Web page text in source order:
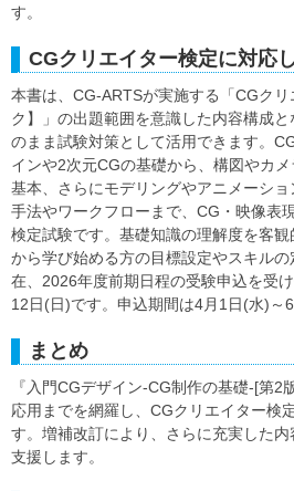
す。
CGクリエイター検定に対応
本書は、CG-ARTSが実施する「CGク
ク】」の出題範囲を意識した内容構成
のまま試験対策として活用できます。
インや2次元CGの基礎から、構図やカ
基本、さらにモデリングやアニメーシ
手法やワークフローまで、CG・映像表
検定試験です。基礎知識の理解度を客
から学び始める方の目標設定やスキル
在、2026年度前期日程の受験申込を受
12日(日)です。申込期間は4月1日(水)～
まとめ
『入門CGデザイン-CG制作の基礎-[第2
応用までを網羅し、CGクリエイター検
す。増補改訂により、さらに充実した
支援します。